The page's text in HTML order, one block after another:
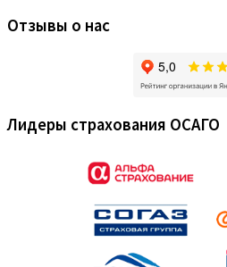
Отзывы о нас
Лидеры страхования ОСАГО